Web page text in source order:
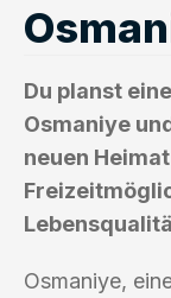
Du planst
Osmaniye
neuen
Osmaniye,